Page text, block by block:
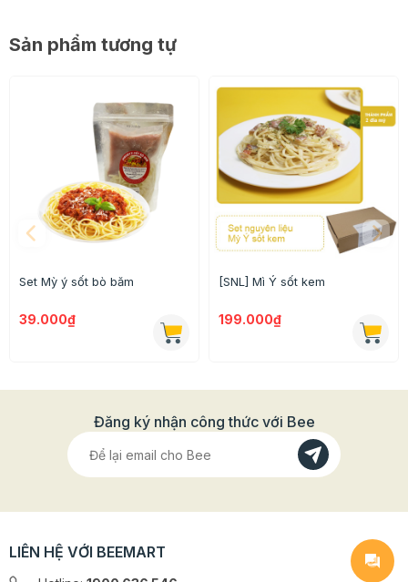
- Thành phần: Tiêu đen Phú Quốc nguyên chất (100%).
nêm các món xào, kho, canh.
- Bảo quản: Nơi khô ráo, thoáng mát, tránh ánh nắng
trực tiếp.
>>> Xem thêm gia vị nấu ăn khác ởBeemart
Sản phẩm tương tự
Set Mỳ ý sốt bò băm
39.000₫
[SNL] Mì Ý sốt kem
199.000₫
Đăng ký nhận công thức với Bee
LIÊN HỆ VỚI BEEMART